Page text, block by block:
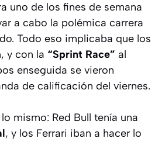
uno de los fines de semana
a cabo la polémica carrera
Todo eso implicaba que los
y con la “Sprint Race” al
enseguida se vieron
de calificación del viernes.
mismo: Red Bull tenía una
, y los Ferrari iban a hacer lo